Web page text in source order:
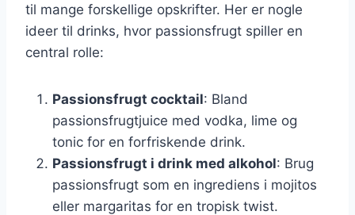
til mange forskellige opskrifter. Her er nogle
ideer til drinks, hvor passionsfrugt spiller en
central rolle:
Passionsfrugt cocktail: Bland
passionsfrugtjuice med vodka, lime og
tonic for en forfriskende drink.
Passionsfrugt i drink med alkohol: Brug
passionsfrugt som en ingrediens i mojitos
eller margaritas for en tropisk twist.